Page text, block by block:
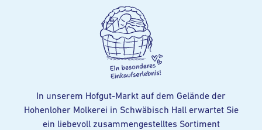
In unserem Hofgut-Markt auf dem Gelände der
Hohenloher Molkerei in Schwäbisch Hall erwartet Sie
ein liebevoll zusammengestelltes Sortiment